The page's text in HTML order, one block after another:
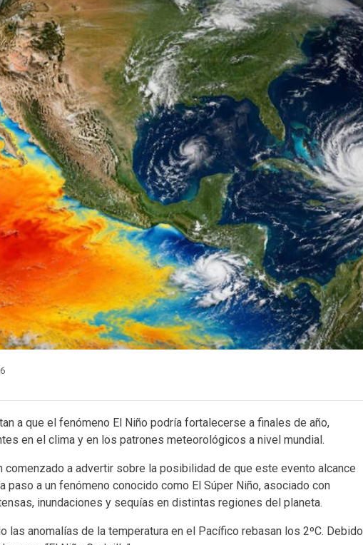
a que el fenómeno El Niño podría fortalecerse a finales de año,
en el clima y en los patrones meteorológicos a nivel mundial.
a advertir sobre la posibilidad de que este evento alcance
paso a un fenómeno conocido como El Súper Niño, asociado con
inundaciones y sequías en distintas regiones del planeta.
las anomalías de la temperatura en el Pacífico rebasan los 2ºC. Debido